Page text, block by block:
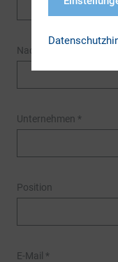
Nachname
Unternehmen *
Position
E-Mail *